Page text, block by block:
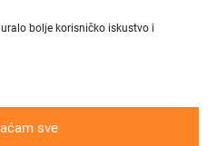
bolje korisničko iskustvo i
sve
dostava